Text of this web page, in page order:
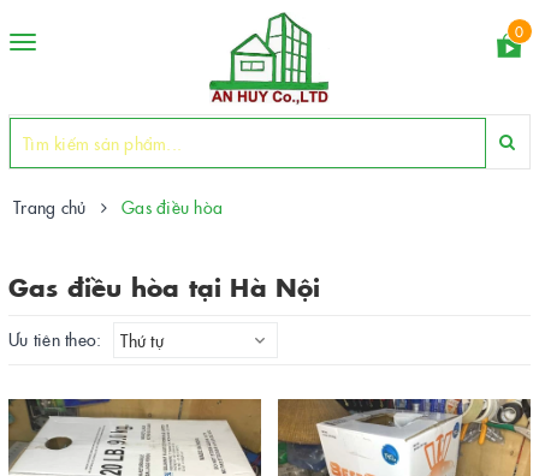
Toggle
0
Trang chủ Gas điều hòa
Gas điều hòa tại Hà Nội
Ưu tiên theo: Thứ tự